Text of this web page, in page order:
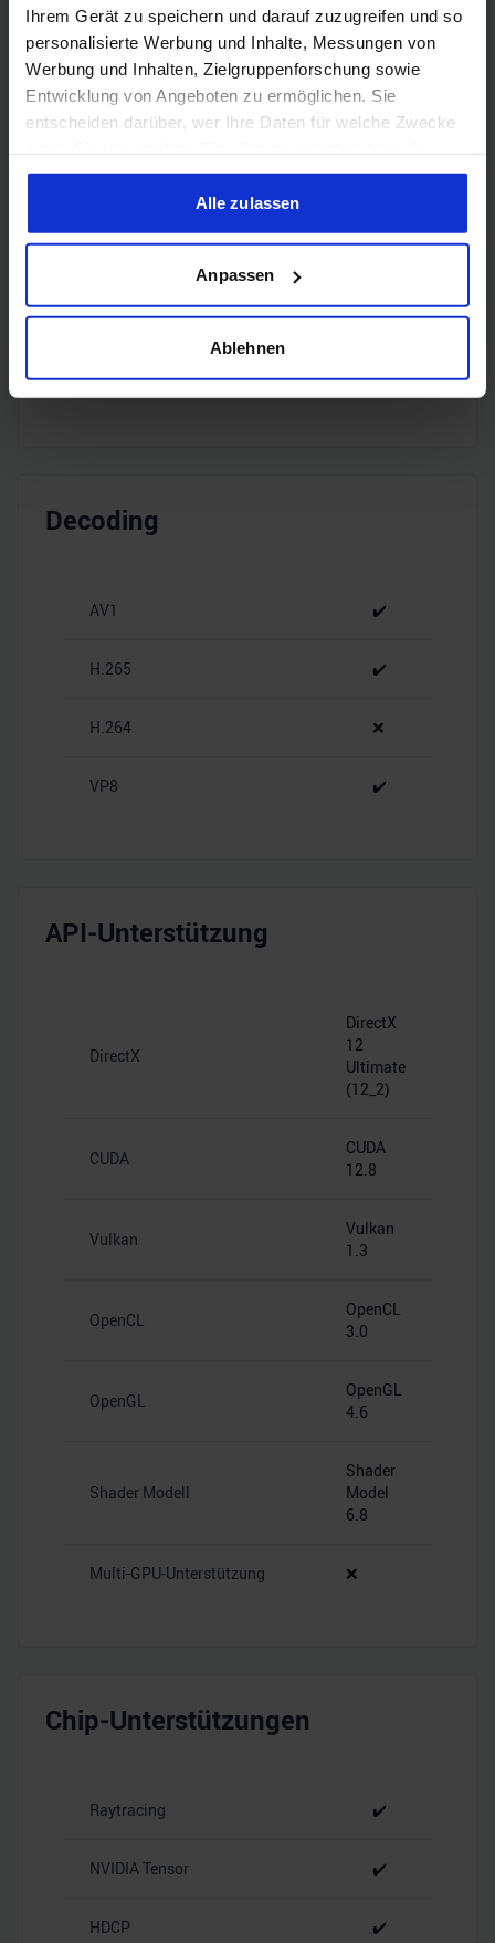
Ihrem Gerät zu speichern und darauf zuzugreifen und so
personalisierte Werbung und Inhalte, Messungen von
Werbung und Inhalten, Zielgruppenforschung sowie
Entwicklung von Angeboten zu ermöglichen. Sie
entscheiden darüber, wer Ihre Daten für welche Zwecke
Cookie-Erklärung oder durch Klicken auf das Privacy
Trigger Symbol ändern oder widerrufen
Informationen über Ihre geografische Lage erfassen,
welche bis auf einige Meter genau sein können
Ihr Gerät durch aktives Scannen nach bestimmten
Erfahren Sie mehr darüber, wie Ihre persönlichen Daten
personalisieren, Funktionen für soziale Medien anbieten
Verwendung unserer Website an unsere Partner für
Partner führen diese Informationen möglicherweise mit
Alle zulassen
Anpassen
Ablehnen
DisplayPort
4x
DisplayPort
2.1b
Encoding
H.265 ✔️
H.264 ✔️
Decoding
AV1 ✔️
H.265 ✔️
H.264 ❌
VP8 ✔️
API-Unterstützung
DirectX
DirectX
12
Ultimate
(12_2)
CUDA
CUDA
12.8
Vulkan
Vulkan
1.3
OpenCL
OpenCL
3.0
OpenGL
OpenGL
4.6
Shader Modell
Shader
Model
6.8
Multi-GPU-Unterstützung ❌
Chip-Unterstützungen
Raytracing ✔️
NVIDIA Tensor ✔️
HDCP ✔️